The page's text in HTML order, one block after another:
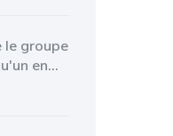
le groupe
en